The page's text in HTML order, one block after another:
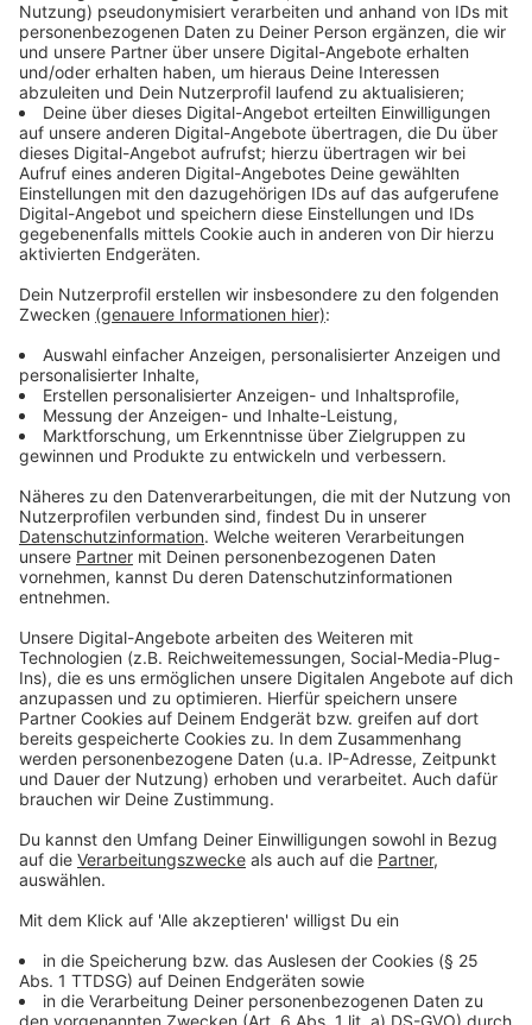
ebenfalls Empfehlungen. Impfen lassen sollten sich
Personen mit direktem Kontakt zu Geflügel und
Wildvögeln, um Doppelinfektionen mit der Vogelgrippe
zu vermeiden.
Anzeige
Wann ist der richtige Impfzeitpunkt?
Die jährliche Influenzawelle hat nach Angaben des
Landeszentrums in Deutschland in den vergangenen
Jahren meist nach der Jahreswende begonnen. „Nach
der Impfung dauert es 10 bis 14 Tage, bis der
geschützt zu sein, wird deshalb empfohlen, sich im
Oktober oder November impfen zu lassen“, erklärte
eine Sprecherin.
Anzeige
Sollte die Impfung in diesen Monaten versäumt
werden, könne es auch im Dezember und selbst zu
Beginn oder im Verlauf der Grippewelle noch sinnvoll
sein, die Impfung nachzuholen. „Schließlich ist nie
genau vorherzusagen, wie lange eine Influenzawelle
andauern wird.“
Anzeige
Warum ist die Grippeimpfung jetzt so
wichtig?